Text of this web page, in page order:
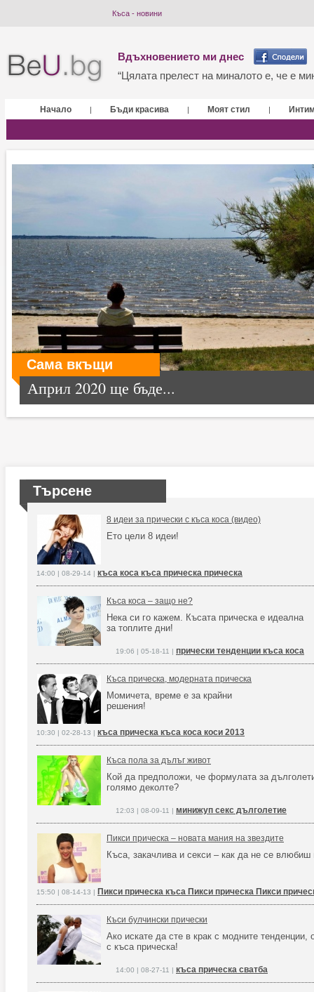
Къса - новини
Вдъхновението ми днес
“Цялата прелест на миналото е, че е
Начало | Бъди красива | Моят стил |
Сама вкъщи
Април 2020 ще бъде...
Търсене
8 идеи за прически с къса коса (видео)
Ето цели 8 идеи!
14:00 | 08-29-14 | къса коса къса прическа прическа
Къса коса – защо не?
Нека си го кажем. Късата прическа е идеална
за топлите дни!
19:06 | 05-18-11 | прически тенденции къса коса
Къса прическа, модерната прическа
Момичета, време е за крайни
решения!
10:30 | 02-28-13 | къса прическа къса коса коси 2013
Къса пола за дълъг живот
Кой да предположи, че формулата за
голямо деколте?
12:03 | 08-09-11 | минижуп секс дълголетие
Пикси прическа – новата мания на звездите
Къса, закачлива и секси – как да не се влюбиш
15:50 | 08-14-13 | Пикси прическа къса Пикси прическа Пикси
Къси булчински прически
Ако искате да сте в крак с модните тенденции,
с къса прическа!
14:00 | 08-27-11 | къса прическа сватба